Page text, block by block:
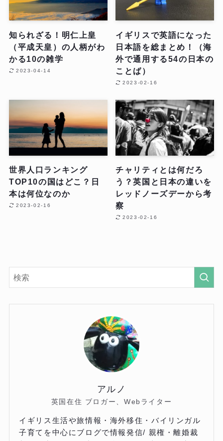
知られざる！明仁上皇
（平成天皇）の人柄がわ
かる10の雑学
2023-04-14
イギリスで英語になった
日本語を総まとめ！（海
外で通用する54の日本の
ことば）
2023-02-16
世界人口ランキング
TOP10の国はどこ？日
本は何位なのか
2023-02-16
チャリティとは何だろ
う？英国と日本の違いを
レッドノーズデーから考
察
2023-02-16
アルノ
英国在住 ブロガー、Webライター
イギリス生活や旅情報・海外移住・バイリンガル
子育てを中心にブログで情報発信/ 親権・離婚裁